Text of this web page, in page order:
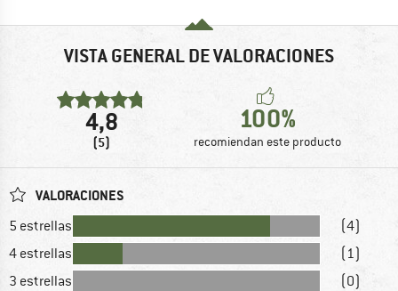
VISTA GENERAL DE VALORACIONES
4,8
(5)
100%
recomiendan este producto
VALORACIONES
5 estrellas
(4)
4 estrellas
(1)
3 estrellas
(0)